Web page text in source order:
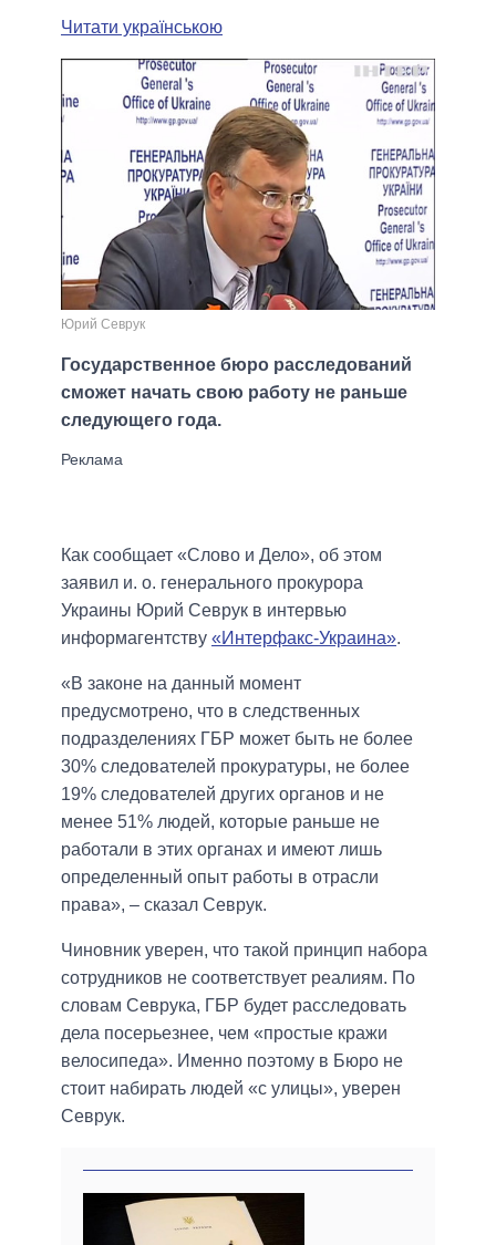
Читати українською
Юрий Севрук
Государственное бюро расследований
сможет начать свою работу не раньше
следующего года.
Как сообщает «Слово и Дело», об этом
заявил и. о. генерального прокурора
Украины Юрий Севрук в интервью
информагентству «Интерфакс-Украина».
«В законе на данный момент
предусмотрено, что в следственных
подразделениях ГБР может быть не более
30% следователей прокуратуры, не более
19% следователей других органов и не
менее 51% людей, которые раньше не
работали в этих органах и имеют лишь
определенный опыт работы в отрасли
права», – сказал Севрук.
Чиновник уверен, что такой принцип набора
сотрудников не соответствует реалиям. По
словам Севрука, ГБР будет расследовать
дела посерьезнее, чем «простые кражи
велосипеда». Именно поэтому в Бюро не
стоит набирать людей «с улицы», уверен
Севрук.